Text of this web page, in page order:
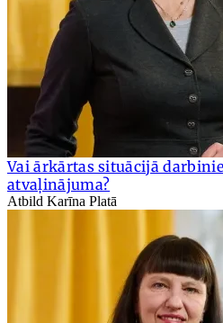
Vai ārkārtas situācijā
atvaļinājuma?
Atbild Karīna Platā